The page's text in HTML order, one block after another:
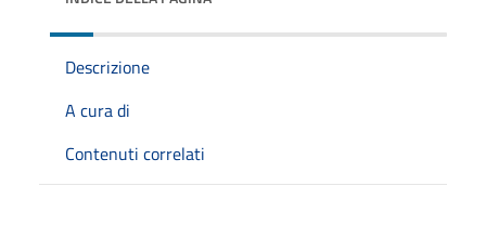
Descrizione
A cura di
Contenuti correlati